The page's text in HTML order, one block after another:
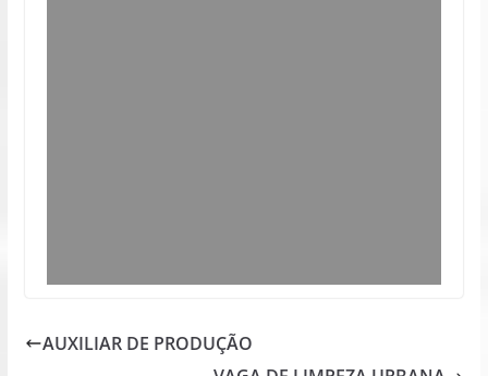
AUXILIAR DE PRODUÇÃO